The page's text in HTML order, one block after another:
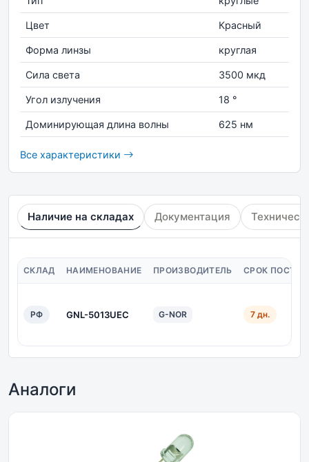
Цвет Красный
Форма линзы круглая
Сила света 3500 мкд
Угол излучения 18 °
Доминирующая длина волны 625 нм
Все характеристики
Наличие на складах Документация
СКЛАД НАИМЕНОВАНИЕ ПРОИЗВОДИТЕЛЬ СРОК
РФ GNL-5013UEC G-NOR 7 дн.
Аналоги